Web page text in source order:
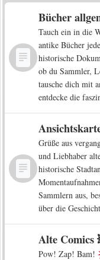
Bücher
Tauch ein in die
antike Bücher
historische
ob du Sammler,
tausche dich mit
entdecke die
Grüße aus
und Liebhaber
historische
Sammlern aus,
über die
Alte Comics
Pow! Zap! Bam!